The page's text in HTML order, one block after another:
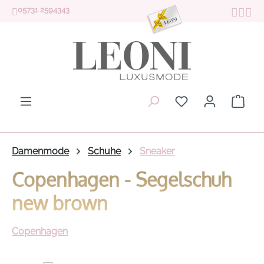
Zum Hauptinhalt springen
05731 2594343
Du hast 0
Damenmode Schuhe Sneaker
Copenhagen - Segelschuh
new brown
Copenhagen